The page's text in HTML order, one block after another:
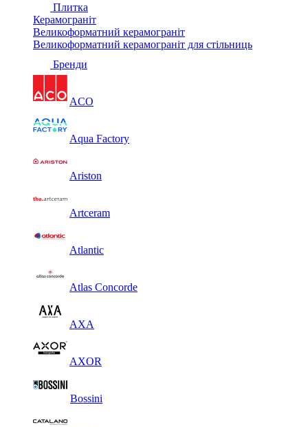
Плитка
Керамограніт
Великоформатний керамограніт
Великоформатний керамограніт для стільниць
Бренди
ACO
Aqua Factory
Ariston
Artceram
Atlantic
Atlas Concorde
AXA
AXOR
Bossini